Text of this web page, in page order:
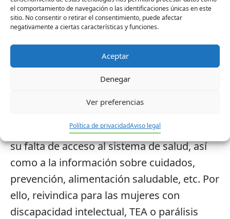
el comportamiento de navegación o las identificaciones únicas en este
sitio. No consentir o retirar el consentimiento, puede afectar
negativamente a ciertas características y funciones.
Aceptar
Denegar
Ver preferencias
Política de privacidadAviso legal
que invita a la ciudadanía a convertirse en
promotora de la salud de las mujeres con
cerebral, compartiendo sus videos,
infografías y mensajes en las redes
mujeres y concienciar a la ciudadanía sobre
su falta de acceso al sistema de salud, así
como a la información sobre cuidados,
prevención, alimentación saludable, etc. Por
ello, reivindica para las mujeres con
discapacidad intelectual, TEA o parálisis